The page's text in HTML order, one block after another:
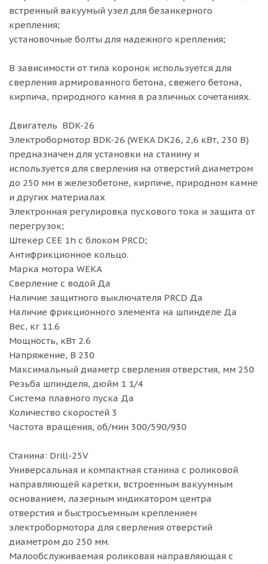
встренный вакуумый узел для безанкерного
крепления;
установочные болты для надежного крепления;
В зависимости от типа коронок используется для
сверления армированного бетона, свежего бетона,
кирпича, природного камня в различных сочетаниях.
Двигатель BDK-26
Электробормотор BDK-26 (WEKA DK26, 2,6 кВт, 230 В)
предназначен для установки на станину и
используется для сверления на отверстий диаметром
до 250 мм в железобетоне, кирпиче, природном камне
и других материалах
Электронная регулировка пускового тока и защита от
перегрузок;
Штекер СЕЕ 1h с блоком PRCD;
Антифрикционное кольцо.
Марка мотора WEKA
Сверление с водой Да
Наличие защитного выключателя PRCD Да
Наличие фрикционного элемента на шпинделе Да
Вес, кг 11.6
Мощность, кВт 2.6
Напряжение, В 230
Максимальный диаметр сверления отверстия, мм 250
Резьба шпинделя, дюйм 1 1/4
Система плавного пуска Да
Количество скоростей 3
Частота вращения, об/мин 300/590/930
Станина: Drill-25V
Универсальная и компактная станина с роликовой
направляющей каретки, встроенным вакуумным
основанием, лазерным индикатором центра
отверстия и быстросъемным креплением
электробормотора для сверления отверстий
диаметром до 250 мм.
Малообслуживаемая роликовая направляющая с